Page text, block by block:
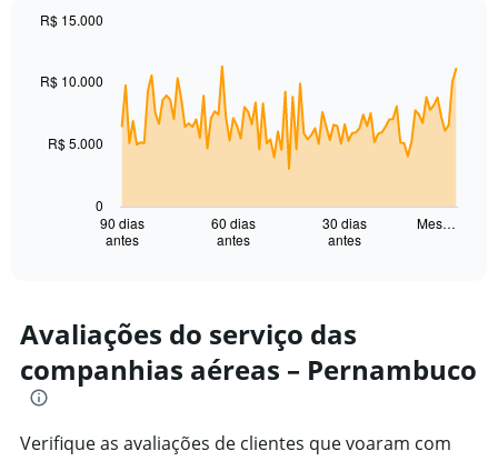
values.
Range:
to
91
The
Range:
91
categories.
The
chart
has
1
90 dias
antes
60 dias
antes
30 dias
antes
Mes…
0
R$ 5.000
R$ 10.000
R$ 15.000
Avaliações do serviço das
companhias aéreas – Pernambuco
Verifique as avaliações de clientes que voaram com